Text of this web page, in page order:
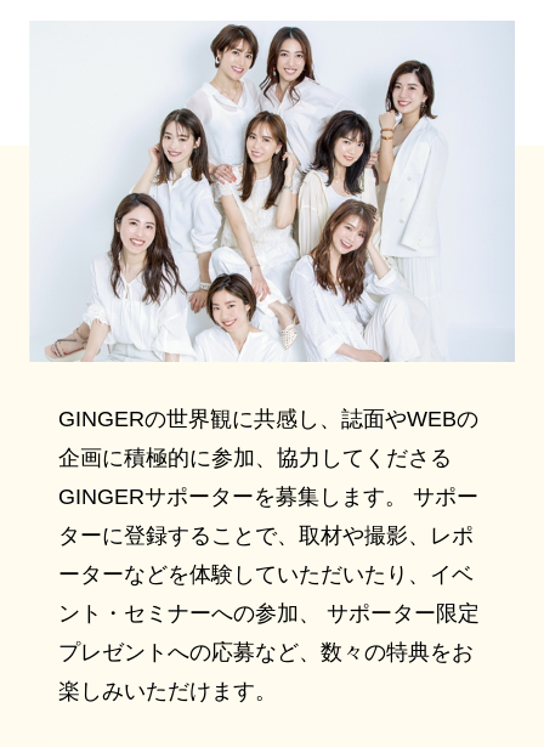
GINGERの世界観に共感し、誌面やWEBの
企画に積極的に参加、協力してくださる
GINGERサポーターを募集します。 サポー
ターに登録することで、取材や撮影、レポ
ーターなどを体験していただいたり、イベ
ント・セミナーへの参加、 サポーター限定
プレゼントへの応募など、数々の特典をお
楽しみいただけます。